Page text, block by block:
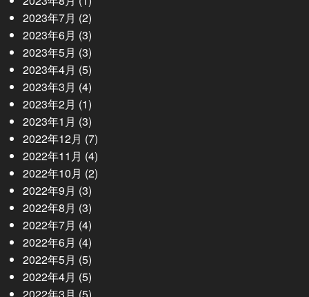
2023年7月 (2)
2023年6月 (3)
2023年5月 (3)
2023年4月 (5)
2023年3月 (4)
2023年2月 (1)
2023年1月 (3)
2022年12月 (7)
2022年11月 (4)
2022年10月 (2)
2022年9月 (3)
2022年8月 (3)
2022年7月 (4)
2022年6月 (4)
2022年5月 (5)
2022年4月 (5)